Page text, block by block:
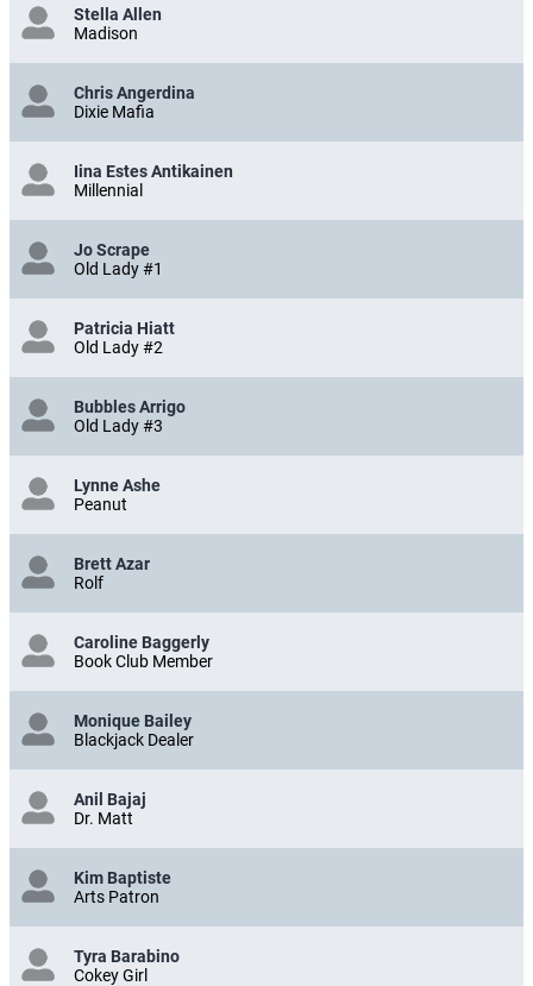
Stella Allen
Madison
Chris Angerdina
Dixie Mafia
Iina Estes Antikainen
Millennial
Jo Scrape
Old Lady #1
Patricia Hiatt
Old Lady #2
Bubbles Arrigo
Old Lady #3
Lynne Ashe
Peanut
Brett Azar
Rolf
Caroline Baggerly
Book Club Member
Monique Bailey
Blackjack Dealer
Anil Bajaj
Dr. Matt
Kim Baptiste
Arts Patron
Tyra Barabino
Cokey Girl